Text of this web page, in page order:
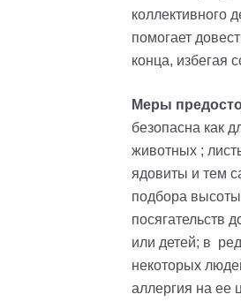
коллективного
помогает
конца, избегая
Меры
безопасна как
животных ;
ядовиты и тем
подбора
посягательств
или детей; в
некоторых
аллергия на ее